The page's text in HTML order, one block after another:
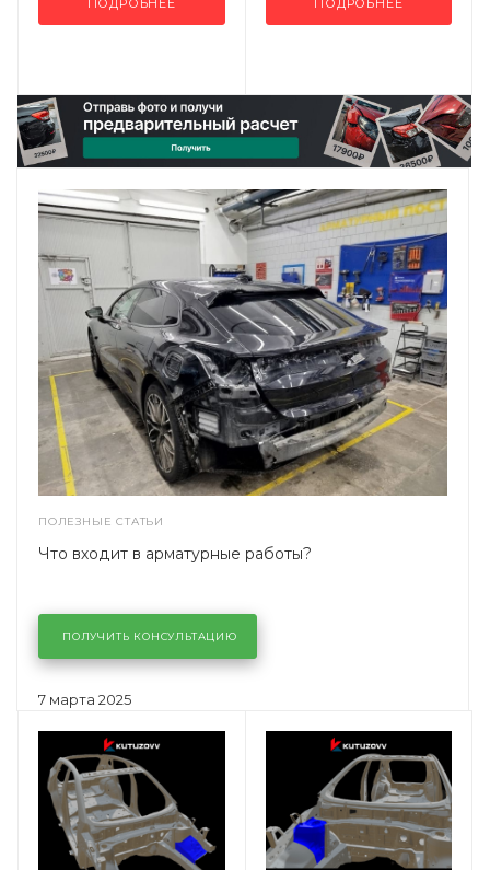
ПОЛЕЗНЫЕ СТАТЬИ
7 марта 2025
Что входит в арматурные работы?
ПОЛУЧИТЬ КОНСУЛЬТАЦИЮ